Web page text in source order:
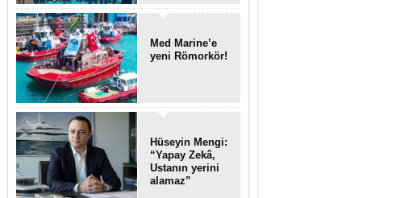
Med Marine’e
yeni Römorkör!
Hüseyin Mengi:
“Yapay Zekâ,
Ustanın yerini
alamaz”